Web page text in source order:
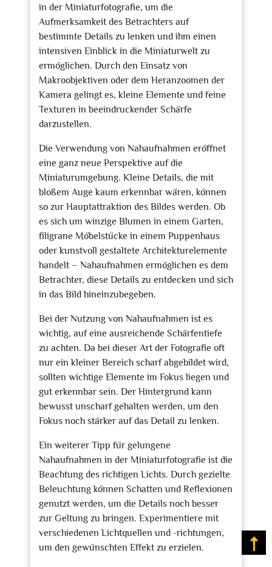
in der Miniaturfotografie, um die
Aufmerksamkeit des Betrachters auf
bestimmte Details zu lenken und ihm einen
intensiven Einblick in die Miniaturwelt zu
ermöglichen. Durch den Einsatz von
Makroobjektiven oder dem Heranzoomen der
Kamera gelingt es, kleine Elemente und feine
Texturen in beeindruckender Schärfe
darzustellen.
Die Verwendung von Nahaufnahmen eröffnet
eine ganz neue Perspektive auf die
Miniaturumgebung. Kleine Details, die mit
bloßem Auge kaum erkennbar wären, können
so zur Hauptattraktion des Bildes werden. Ob
es sich um winzige Blumen in einem Garten,
filigrane Möbelstücke in einem Puppenhaus
oder kunstvoll gestaltete Architekturelemente
handelt – Nahaufnahmen ermöglichen es dem
Betrachter, diese Details zu entdecken und sich
in das Bild hineinzubegeben.
Bei der Nutzung von Nahaufnahmen ist es
wichtig, auf eine ausreichende Schärfentiefe
zu achten. Da bei dieser Art der Fotografie oft
nur ein kleiner Bereich scharf abgebildet wird,
sollten wichtige Elemente im Fokus liegen und
gut erkennbar sein. Der Hintergrund kann
bewusst unscharf gehalten werden, um den
Fokus noch stärker auf das Detail zu lenken.
Ein weiterer Tipp für gelungene
Nahaufnahmen in der Miniaturfotografie ist die
Beachtung des richtigen Lichts. Durch gezielte
Beleuchtung können Schatten und Reflexionen
genutzt werden, um die Details noch besser
zur Geltung zu bringen. Experimentiere mit
verschiedenen Lichtquellen und -richtungen,
um den gewünschten Effekt zu erzielen.